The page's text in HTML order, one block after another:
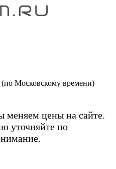
(по Московскому времени)
цены на сайте.
уточняйте по